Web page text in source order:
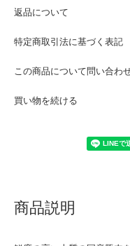
返品について
特定商取引法に基づく表記
この商品について問い合わ
買い物を続ける
商品説明